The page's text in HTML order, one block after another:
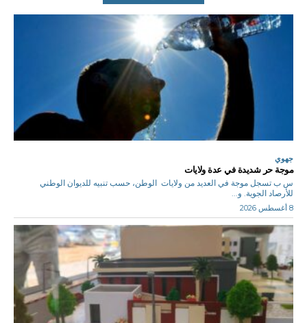
جهوي
موجة حر شديدة في عدة ولايات
س ب تسجل موجة في العديد من ولايات الوطن، حسب تنبيه للديوان الوطني
للأرصاد الجوية. و...
8 أغسطس 2026